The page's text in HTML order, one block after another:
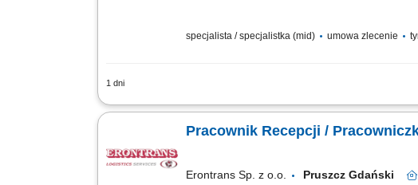
specjalista / specjalistka (mid) umowa zlecenie
1 dni
Opis stanowiska: obsługa komputera, terminali
Pracownik Recepcji /
Erontrans Sp. z o.o. Pruszcz Gdański